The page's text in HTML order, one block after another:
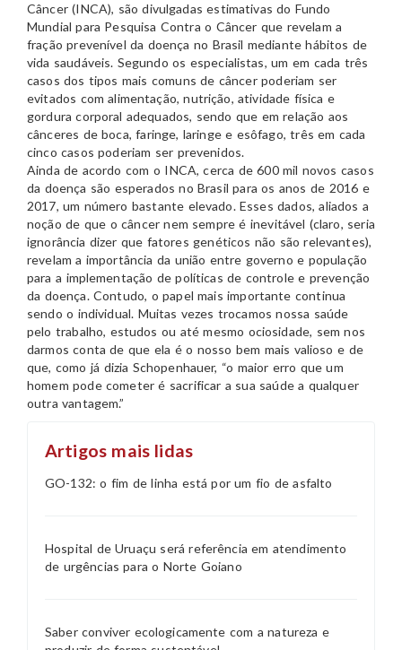
Câncer (INCA), são divulgadas estimativas do Fundo
Mundial para Pesquisa Contra o Câncer que revelam a
fração prevenível da doença no Brasil mediante hábitos de
vida saudáveis. Segundo os especialistas, um em cada três
casos dos tipos mais comuns de câncer poderiam ser
evitados com alimentação, nutrição, atividade física e
gordura corporal adequados, sendo que em relação aos
cânceres de boca, faringe, laringe e esôfago, três em cada
cinco casos poderiam ser prevenidos.
Ainda de acordo com o INCA, cerca de 600 mil novos casos
da doença são esperados no Brasil para os anos de 2016 e
2017, um número bastante elevado. Esses dados, aliados a
noção de que o câncer nem sempre é inevitável (claro, seria
ignorância dizer que fatores genéticos não são relevantes),
revelam a importância da união entre governo e população
para a implementação de políticas de controle e prevenção
da doença. Contudo, o papel mais importante continua
sendo o individual. Muitas vezes trocamos nossa saúde
pelo trabalho, estudos ou até mesmo ociosidade, sem nos
darmos conta de que ela é o nosso bem mais valioso e de
que, como já dizia Schopenhauer, “o maior erro que um
homem pode cometer é sacrificar a sua saúde a qualquer
outra vantagem.”
Artigos mais lidas
GO-132: o fim de linha está por um fio de asfalto
Hospital de Uruaçu será referência em atendimento
de urgências para o Norte Goiano
Saber conviver ecologicamente com a natureza e